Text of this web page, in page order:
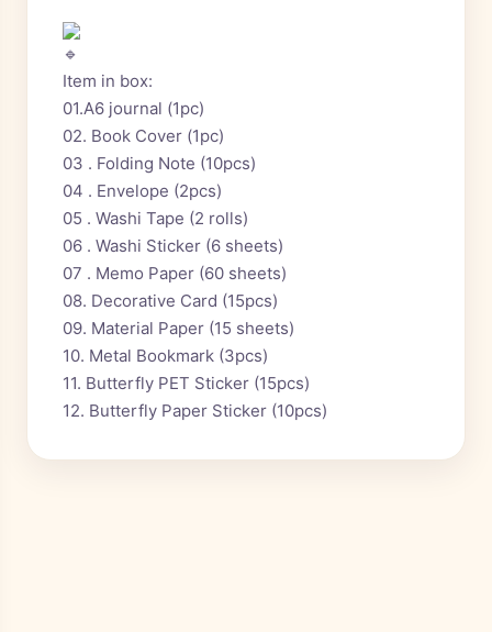
Item in box:
01.A6 journal (1pc)
02. Book Cover (1pc)
03 . Folding Note (10pcs)
04 . Envelope (2pcs)
05 . Washi Tape (2 rolls)
06 . Washi Sticker (6 sheets)
07 . Memo Paper (60 sheets)
08. Decorative Card (15pcs)
09. Material Paper (15 sheets)
10. Metal Bookmark (3pcs)
11. Butterfly PET Sticker (15pcs)
12. Butterfly Paper Sticker (10pcs)